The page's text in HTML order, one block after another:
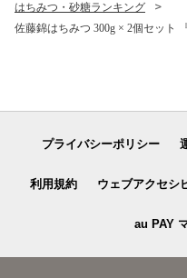
はちみつ・砂糖ランキング
佐藤錦はちみつ 300g × 2個セット
プライバシーポリシー
利用規約 ウェブアクセシ
au PAY